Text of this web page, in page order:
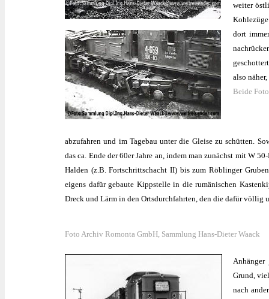
weiter
dort
also
Beide
abzufahren und im Tagebau unter die Gleise zu schütten.
das ca. Ende der 60er Jahre an, indem man zunächst mit W
Halden (z.B. Fortschrittschacht II) bis zum Röblinger
eigens dafür gebaute Kippstelle in die rumänischen
Dreck und Lärm in den Ortsdurchfahrten, den die dafür völlig
Foto Archiv Romonta GmbH, Sammlung Hans-Dieter Waack
Anhänger
Grund,
nach